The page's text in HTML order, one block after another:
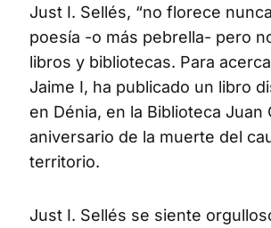
Just I. Sellés, “no florece
poesía -o más pebrella- pero
libros y bibliotecas. Para
Jaime I, ha publicado un libro
en Dénia, en la Biblioteca
aniversario de la muerte del
territorio.
Just I. Sellés se siente